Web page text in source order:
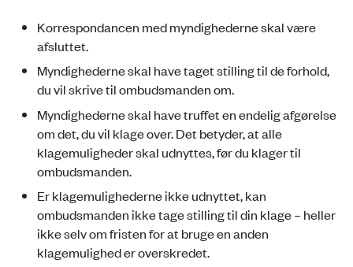
Korrespondancen med myndighederne skal være
afsluttet.
Myndighederne skal have taget stilling til de forhold,
du vil skrive til ombudsmanden om.
Myndighederne skal have truffet en endelig afgørelse
om det, du vil klage over. Det betyder, at alle
klagemuligheder skal udnyttes, før du klager til
ombudsmanden.
Er klagemulighederne ikke udnyttet, kan
ombudsmanden ikke tage stilling til din klage – heller
ikke selv om fristen for at bruge en anden
klagemulighed er overskredet.